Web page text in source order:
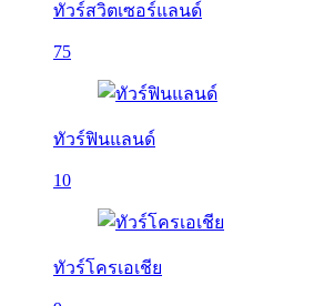
ทัวร์สวิตเซอร์แลนด์
75
ทัวร์ฟินแลนด์
10
ทัวร์โครเอเชีย